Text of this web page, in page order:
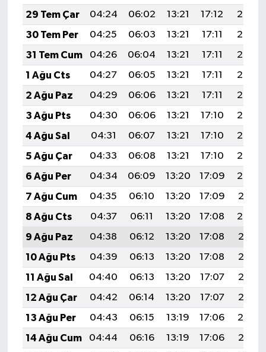
29 Tem Çar
04:24 06:02 13:21 17:12
20:30
30 Tem Per
04:25 06:03 13:21 17:11
20:29
31 Tem Cum
04:26 06:04 13:21 17:11
20:28
1 Ağu Cts
04:27 06:05 13:21 17:11
20:27
2 Ağu Paz
04:29 06:06 13:21 17:11
20:26
3 Ağu Pts
04:30 06:06 13:21 17:10
20:25
4 Ağu Sal
04:31 06:07 13:21 17:10
20:24
5 Ağu Çar
04:33 06:08 13:21 17:10
20:23
6 Ağu Per
04:34 06:09 13:20 17:09
20:22
7 Ağu Cum
04:35 06:10 13:20 17:09
20:21
8 Ağu Cts
04:37 06:11 13:20 17:08
20:20
9 Ağu Paz
04:38 06:12 13:20 17:08
20:18
10 Ağu Pts
04:39 06:13 13:20 17:08
20:17
11 Ağu Sal
04:40 06:13 13:20 17:07
20:16
12 Ağu Çar
04:42 06:14 13:20 17:07
20:15
13 Ağu Per
04:43 06:15 13:19 17:06
20:14
14 Ağu Cum
04:44 06:16 13:19 17:06
20:12